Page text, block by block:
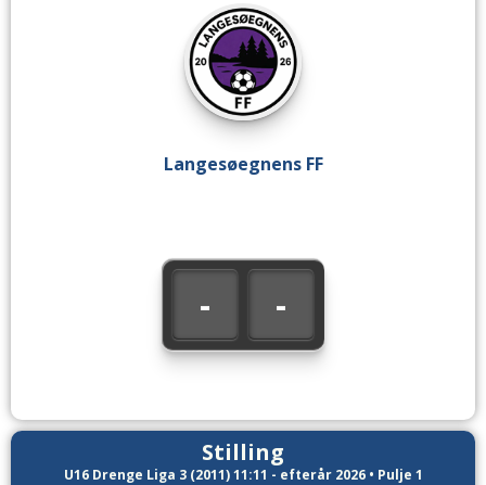
- -
Langesøegnens FF
Stilling
U16 Drenge Liga 3 (2011) 11:11 - efterår 2026 • Pulje 1